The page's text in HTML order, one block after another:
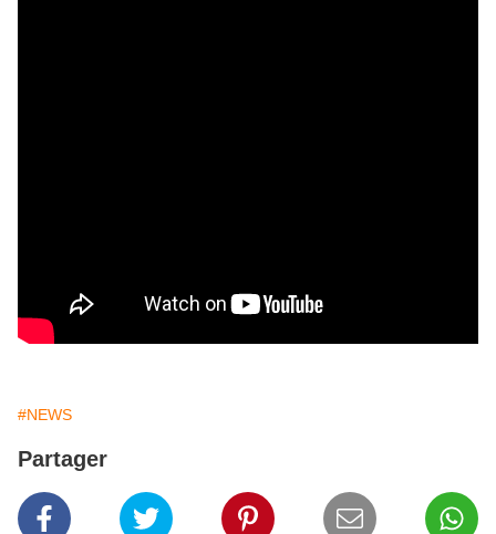
#NEWS
Partager